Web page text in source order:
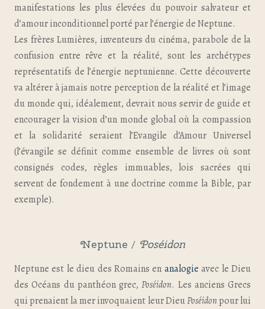
manifestations les plus élevées du pouvoir salvateur et
d’amour inconditionnel porté par l’énergie de Neptune.
Les frères Lumières, inventeurs du cinéma, parabole de la
confusion entre rêve et la réalité, sont les archétypes
représentatifs de l’énergie neptunienne. Cette découverte
va altérer à jamais notre perception de la réalité et l’image
du monde qui, idéalement, devrait nous servir de guide et
encourager la vision d’un monde global où la compassion
et la solidarité seraient l’Evangile d’Amour Universel
(l’évangile se définit comme ensemble de livres où sont
consignés codes, règles immuables, lois sacrées qui
servent de fondement à une doctrine comme la Bible, par
exemple).
Neptune / Poséidon
Neptune est le dieu des Romains en analogie avec le Dieu
des Océans du panthéon grec,Poséidon. Les anciens Grecs
qui prenaient la mer invoquaient leur DieuPoséidon pour lui